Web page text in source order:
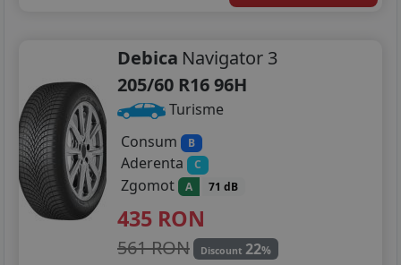
Debica Navigator 3
205/60 R16 96H
Turisme
Consum
B
Aderenta C
Zgomot A 71 dB
435 RON
561 RON Discount 22%